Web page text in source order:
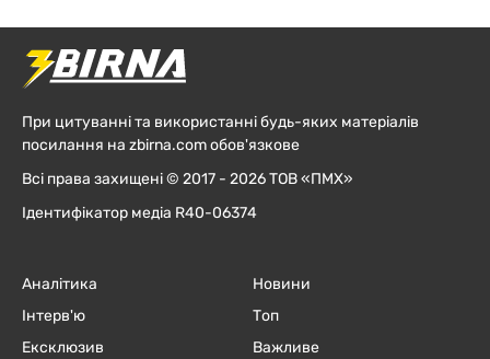
При цитуванні та використанні будь-яких матеріалів
посилання на zbirna.com обов'язкове
Всі права захищені © 2017 - 2026 ТОВ «ПМХ»
Ідентифікатор медіа R40-06374
Аналітика
Інтерв'ю
Ексклюзив
Новини
Топ
Важливе